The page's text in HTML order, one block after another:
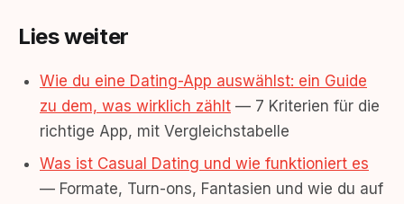
Lies weiter
Wie du eine Dating-App auswählst: ein Guide
zu dem, was wirklich zählt — 7 Kriterien für die
richtige App, mit Vergleichstabelle
Was ist Casual Dating und wie funktioniert es
— Formate, Turn-ons, Fantasien und wie du auf